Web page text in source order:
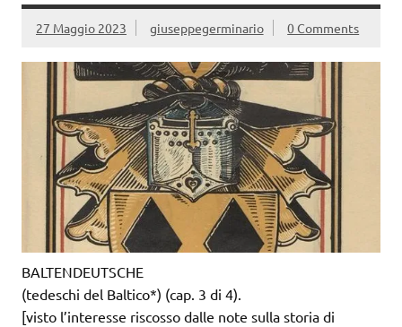
27 Maggio 2023 giuseppegerminario 0 Comments
BALTENDEUTSCHE
(tedeschi del Baltico*) (cap. 3 di 4).
[visto l’interesse riscosso dalle note sulla storia di